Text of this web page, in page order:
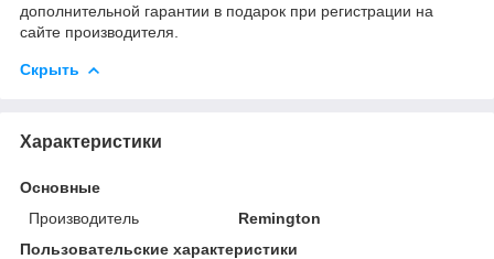
дополнительной гарантии в подарок при регистрации на
сайте производителя.
Скрыть
Характеристики
Основные
Производитель
Remington
Пользовательские характеристики